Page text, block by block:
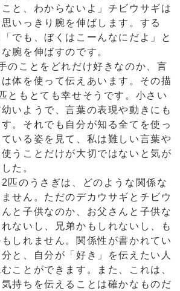
と、わからないよ」チビウサギは
思いっきり腕を伸ばします。する
でも、ぼくはこーんなにだよ」と
腕を伸ばすのです。
のことをどれだけ好きなのか、言
体を使って伝えあいます。その描
ともとても幸せそうです。小さい
いようで、言葉の表現や動きにも
。それでも自分が知る全てを使っ
いる姿を見て、私は難しい言葉や
うことだけが大切ではないと気が
た。
匹のうさぎは、どのような関係な
せん。ただのデカウサギとチビウ
と子供なのか、お父さんと子供な
ないし、兄弟かもしれないし、も
しれません。関係性が書かれてい
と、自分が「好き」を伝えたい人
ことができます。また、これは、
持ちを伝えることは確かなものだ